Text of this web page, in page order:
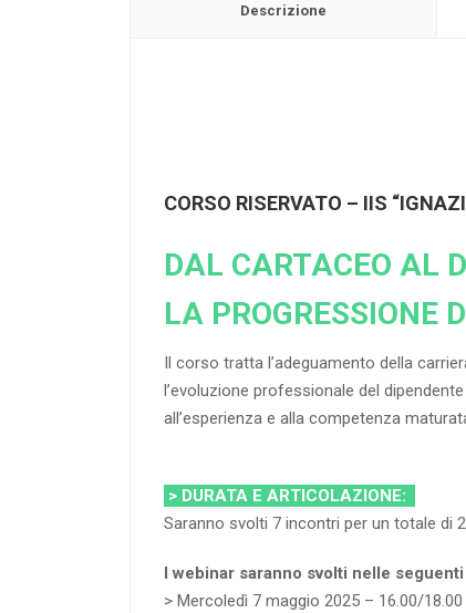
Descrizione
CORSO RISERVATO – IIS
DAL CARTACEO AL
LA PROGRESSIONE
Il corso tratta l’adeguamento della
l’evoluzione professionale del
all’esperienza e alla competenza
> DURATA E ARTICOLAZIONE:
Saranno svolti 7 incontri per un totale di
I webinar saranno svolti nelle seguenti
> Mercoledì 7 maggio 2025 – 16.00/18.00